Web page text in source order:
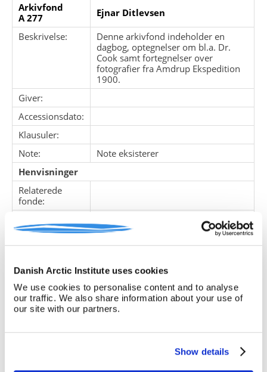
Danish Arctic Institute uses cookies
We use cookies to personalise content and to analyse
our traffic. We also share information about your use of
our site with our partners.
Show details
Arkivfond
A 277
Ejnar Ditlevsen
Beskrivelse:
Denne arkivfond indeholder en
dagbog, optegnelser om bl.a. Dr.
Cook samt fortegnelser over
fotografier fra Amdrup Ekspedition
1900.
Giver:
Accessionsdato:
Klausuler:
Note:
Note eksisterer
Henvisninger
Relaterede
fonde:
ARKIVFONDEN INDEHOLDER NEDENSTÅENDE
Pakke
Løbe
Enheds
"Dagbog fra Det stille Hav"